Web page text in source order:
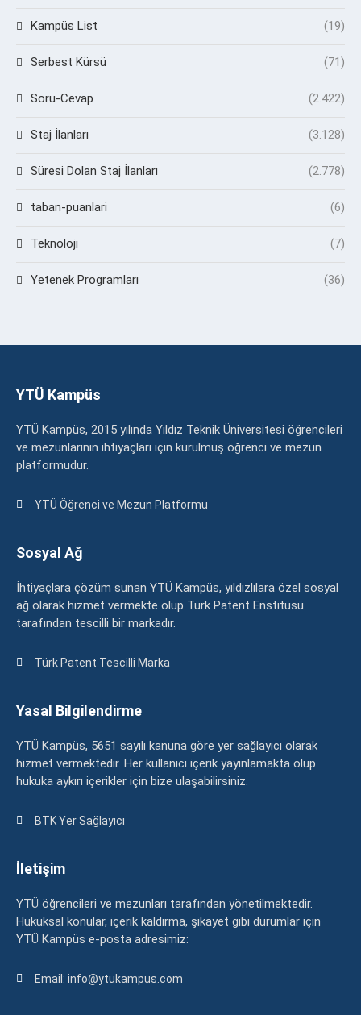
Kampüs List (19)
Serbest Kürsü (71)
Soru-Cevap (2.422)
Staj İlanları (3.128)
Süresi Dolan Staj İlanları (2.778)
taban-puanlari (6)
Teknoloji (7)
Yetenek Programları (36)
YTÜ Kampüs
YTÜ Kampüs, 2015 yılında Yıldız Teknik Üniversitesi öğrencileri
ve mezunlarının ihtiyaçları için kurulmuş öğrenci ve mezun
platformudur.
YTÜ Öğrenci ve Mezun Platformu
Sosyal Ağ
İhtiyaçlara çözüm sunan YTÜ Kampüs, yıldızlılara özel sosyal
ağ olarak hizmet vermekte olup Türk Patent Enstitüsü
tarafından tescilli bir markadır.
Türk Patent Tescilli Marka
Yasal Bilgilendirme
YTÜ Kampüs, 5651 sayılı kanuna göre yer sağlayıcı olarak
hizmet vermektedir. Her kullanıcı içerik yayınlamakta olup
hukuka aykırı içerikler için bize ulaşabilirsiniz.
BTK Yer Sağlayıcı
İletişim
YTÜ öğrencileri ve mezunları tarafından yönetilmektedir.
Hukuksal konular, içerik kaldırma, şikayet gibi durumlar için
YTÜ Kampüs e-posta adresimiz:
Email: info@ytukampus.com